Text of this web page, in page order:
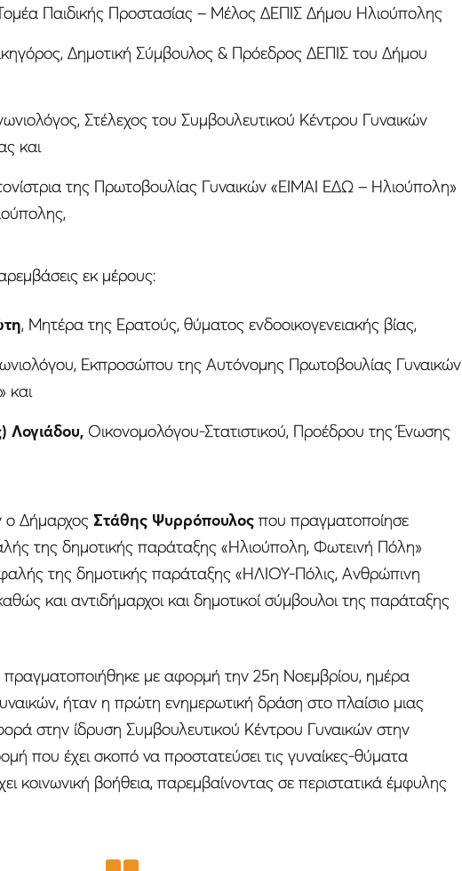
Παιδικής Προστασίας – Μέλος ΔΕΠΙΣ Δήμου Ηλιούπολης
Δημοτική Σύμβουλος & Πρόεδρος ΔΕΠΙΣ του Δήμου
Στέλεχος του Συμβουλευτικού Κέντρου Γυναικών
και
της Πρωτοβουλίας Γυναικών «ΕΙΜΑΙ ΕΔΩ – Ηλιούπολη»
εκ μέρους:
, Μητέρα της Ερατούς, θύματος ενδοοικογενειακής βίας,
Εκπροσώπου της Αυτόνομης Πρωτοβουλίας Γυναικών
και
Λογιάδου, Οικονομολόγου-Στατιστικού, Προέδρου της Ένωσης
ο Δήμαρχος Στάθης Ψυρρόπουλος που πραγματοποίησε
της δημοτικής παράταξης «Ηλιούπολη, Φωτεινή Πόλη»
της δημοτικής παράταξης «ΗΛΙΟΥ-Πόλις, Ανθρώπινη
και αντιδήμαρχοι και δημοτικοί σύμβουλοι της παράταξης
με αφορμή την 25η Νοεμβρίου, ημέρα
ήταν η πρώτη ενημερωτική δράση στο πλαίσιο μιας
στην ίδρυση Συμβουλευτικού Κέντρου Γυναικών στην
που έχει σκοπό να προστατεύσει τις γυναίκες-θύματα
κοινωνική βοήθεια, παρεμβαίνοντας σε περιστατικά έμφυλης